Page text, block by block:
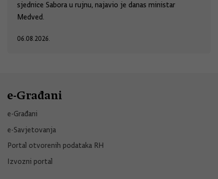
sjednice Sabora u rujnu, najavio je danas ministar
Medved.
06.08.2026.
e-Građani
e-Građani
e-Savjetovanja
Portal otvorenih podataka RH
Izvozni portal